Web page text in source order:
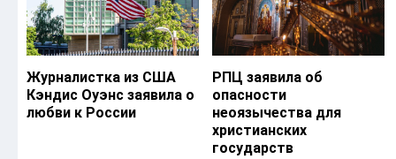
Журналистка из США
Кэндис Оуэнс заявила о
любви к России
РПЦ заявила об
опасности
неоязычества для
христианских
государств